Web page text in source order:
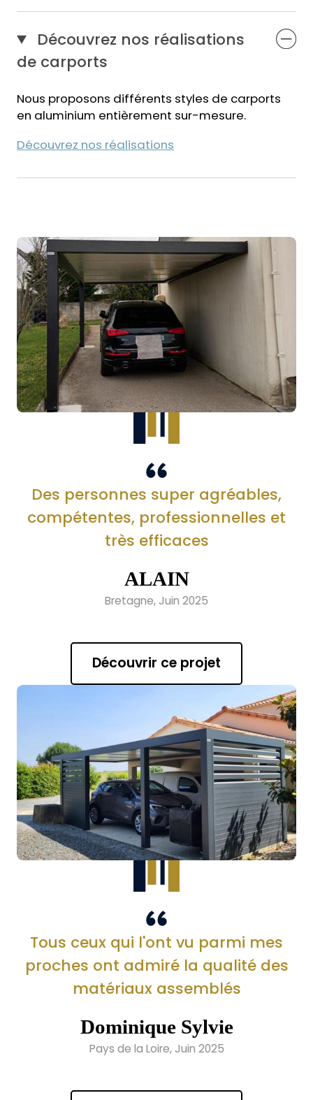
Découvrez nos réalisations
de carports
Nous proposons différents styles de carports
en aluminium entièrement sur-mesure.
Découvrez nos réalisations
Des personnes super agréables,
compétentes, professionnelles et
très efficaces
ALAIN
Bretagne, Juin 2025
Découvrir ce projet
Tous ceux qui l'ont vu parmi mes
proches ont admiré la qualité des
matériaux assemblés
Dominique Sylvie
Pays de la Loire, Juin 2025